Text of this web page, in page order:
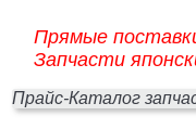
Прямые
Запчасти
Прайс-Каталог